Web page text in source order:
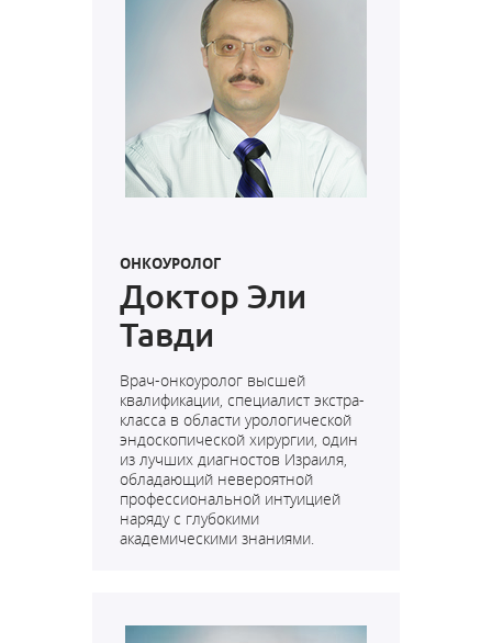
ОНКОУРОЛОГ
Доктор Эли
Тавди
Врач-онкоуролог высшей
квалификации, специалист экстра-
класса в области урологической
эндоскопической хирургии, один
из лучших диагностов Израиля,
обладающий невероятной
профессиональной интуицией
наряду с глубокими
академическими знаниями.